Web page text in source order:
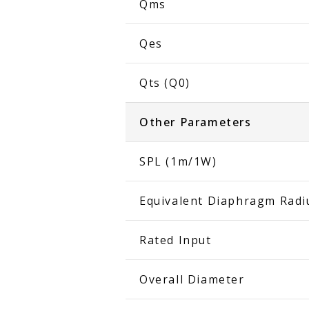
Qms
Qes
Qts (Q0)
Other Parameters
SPL (1m/1W)
Equivalent Diaphragm
Rated Input
Overall Diameter